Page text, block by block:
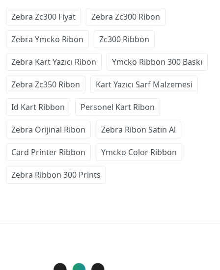
Zebra Zc300 Fiyat Zebra Zc300 Ribon
Zebra Ymcko Ribon Zc300 Ribbon
Zebra Kart Yazıcı Ribon Ymcko Ribbon 300 Baskı
Zebra Zc350 Ribon Kart Yazıcı Sarf Malzemesi
Id Kart Ribbon Personel Kart Ribon
Zebra Orijinal Ribon Zebra Ribon Satın Al
Card Printer Ribbon Ymcko Color Ribbon
Zebra Ribbon 300 Prints